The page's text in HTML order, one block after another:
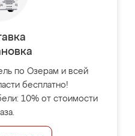
по Озерам и всей
бесплатно!
10% от стоимости